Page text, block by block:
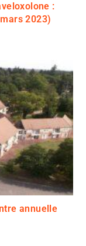
:
2023)
annuelle